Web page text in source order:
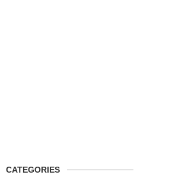
CATEGORIES